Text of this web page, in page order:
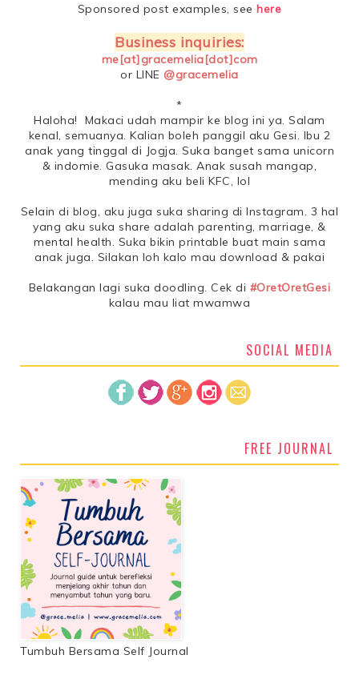
Sponsored post examples, seehere
Business inquiries:
me[at]gracemelia[dot]com
or LINE @gracemelia
*
Haloha! Makaci udah mampir ke blog ini ya. Salam
kenal, semuanya. Kalian boleh panggil aku Gesi. Ibu 2
anak yang tinggal di Jogja. Suka banget sama unicorn
& indomie. Gasuka masak. Anak susah mangap,
mending aku beli KFC, lol
Selain di blog, aku juga suka sharing di Instagram. 3 hal
yang aku suka share adalah parenting, marriage, &
mental health. Suka bikin printable buat main sama
anak juga. Silakan loh kalo mau download & pakai
Belakangan lagi suka doodling. Cek di #OretOretGesi
kalau mau liat mwamwa
SOCIAL MEDIA
FREE JOURNAL
Tumbuh Bersama Self Journal